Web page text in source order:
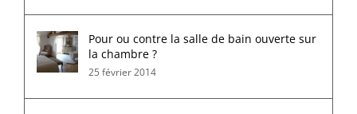
Pour ou contre la salle de bain ouverte sur
la chambre ?
25 février 2014